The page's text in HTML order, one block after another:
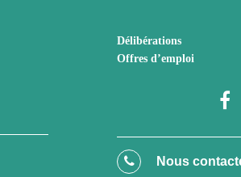
Délibérations
Offres d’emploi
Nous